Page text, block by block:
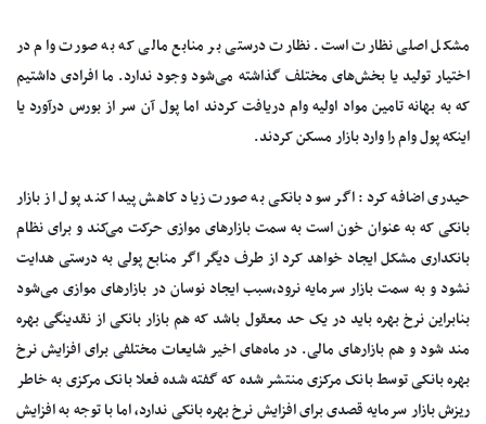
مشکل اصلی نظارت است. نظارت درستی بر منابع مالی که به صورت وام در
اختیار تولید یا بخش‌های مختلف گذاشته می‌شود وجود ندارد. ما افرادی داشتیم
که به بهانه تامین مواد اولیه وام دریافت کردند اما پول آن سر از بورس درآورد یا
اینکه پول وام را وارد بازار مسکن کردند.
حیدری اضافه کرد: اگر سود بانکی به صورت زیاد کاهش پیدا کند پول از بازار
بانکی که به عنوان خون است به سمت بازارهای موازی حرکت می‌کند و برای نظام
بانکداری مشکل ایجاد خواهد کرد از طرف دیگر اگر منابع پولی به درستی هدایت
نشود و به سمت بازار سرمایه نرود،سبب ایجاد نوسان در بازارهای موازی می‌شود
بنابراین نرخ بهره باید در یک حد معقول باشد که هم بازار بانکی از نقدینگی بهره
مند شود و هم بازارهای مالی. در ماه‌های اخیر شایعات مختلفی برای افزایش نرخ
بهره بانکی توسط بانک مرکزی منتشر شده که گفته شده فعلا بانک مرکزی به خاطر
ریزش بازار سرمایه قصدی برای افزایش نرخ بهره بانکی ندارد، اما با توجه به افزایش